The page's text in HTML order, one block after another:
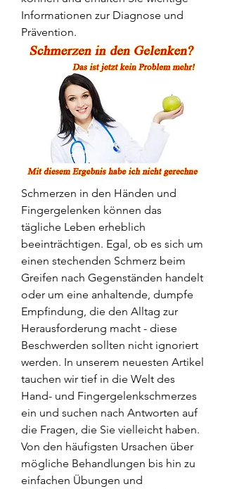
Informationen zur Diagnose und
Prävention.
Schmerzen in den Händen und
Fingergelenken können das
tägliche Leben erheblich
beeinträchtigen. Egal, ob es sich um
einen stechenden Schmerz beim
Greifen nach Gegenständen handelt
oder um eine anhaltende, dumpfe
Empfindung, die den Alltag zur
Herausforderung macht - diese
Beschwerden sollten nicht ignoriert
werden. In unserem neuesten Artikel
tauchen wir tief in die Welt des
Hand- und Fingergelenkschmerzes
ein und suchen nach Antworten auf
die Fragen, die Sie vielleicht haben.
Von den häufigsten Ursachen über
mögliche Behandlungen bis hin zu
einfachen Übungen und